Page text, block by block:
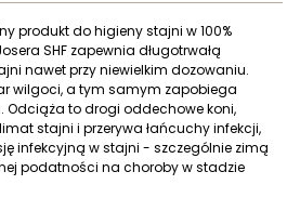
produkt do higieny stajni w 100%
SHF zapewnia długotrwałą
nawet przy niewielkim dozowaniu.
wilgoci, a tym samym zapobiega
to drogi oddechowe koni,
stajni i przerywa łańcuchy infekcji,
infekcyjną w stajni - szczególnie zimą
podatności na choroby w stadzie